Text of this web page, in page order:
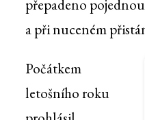
přepadeno
a při nuceném
Počátkem
letošního roku